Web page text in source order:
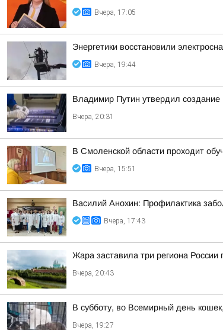
Вчера, 17:05
Энергетики восстановили
Вчера, 19:44
Владимир Путин утвердил создание
Вчера, 20:31
В Смоленской области проходит
Вчера, 15:51
Василий Анохин: Профилактика
Вчера, 17:43
Жара заставила три региона России
Вчера, 20:43
В субботу, во Всемирный день
Вчера, 19:27